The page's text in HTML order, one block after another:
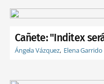
Cañete: "Inditex
Ángela Vázquez Elena Garrido